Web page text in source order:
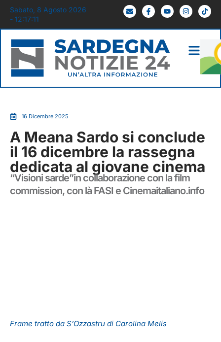
Sabato, 8 Agosto 2026
- 12:17:12
16 Dicembre 2025
A Meana Sardo si conclude
il 16 dicembre la rassegna
dedicata al giovane cinema
“Visioni sarde”in collaborazione con la film
commission, con là FASI e Cinemaitaliano.info
Frame tratto da S’Ozzastru di Carolina Melis